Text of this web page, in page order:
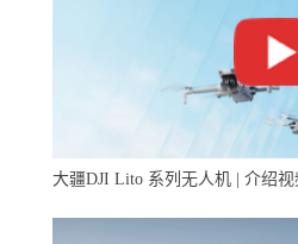
大疆DJI Lito 系列无人机 | 介绍视